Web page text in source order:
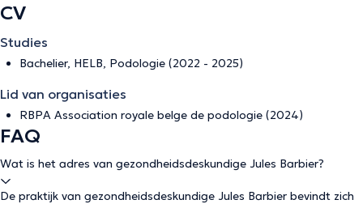
CV
Studies
Bachelier, HELB, Podologie (2022 - 2025)
Lid van organisaties
RBPA Association royale belge de podologie (2024)
FAQ
Wat is het adres van gezondheidsdeskundige Jules Barbier?
De praktijk van gezondheidsdeskundige Jules Barbier bevindt zich